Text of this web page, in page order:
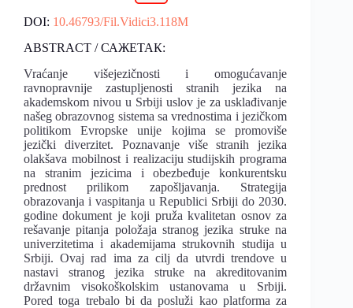
DOI: 10.46793/Fil.Vidici3.118M
ABSTRACT / САЖЕТАК:
Vraćanje višejezičnosti i omogućavanje
ravnopravnije zastupljenosti stranih jezika na
akademskom nivou u Srbiji uslov je za usklađivanje
našeg obrazovnog sistema sa vrednostima i jezičkom
politikom Evropske unije kojima se promoviše
jezički diverzitet. Poznavanje više stranih jezika
olakšava mobilnost i realizaciju studijskih programa
na stranim jezicima i obezbeđuje konkurentsku
prednost prilikom zapošljavanja. Strategija
obrazovanja i vaspitanja u Republici Srbiji do 2030.
godine dokument je koji pruža kvalitetan osnov za
rešavanje pitanja položaja stranog jezika struke na
univerzitetima i akademijama strukovnih studija u
Srbiji. Ovaj rad ima za cilj da utvrdi trendove u
nastavi stranog jezika struke na akreditovanim
državnim visokoškolskim ustanovama u Srbiji.
Pored toga trebalo bi da posluži kao platforma za